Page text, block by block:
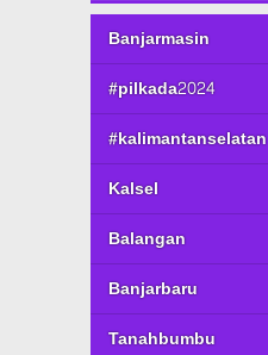
Banjarmasin
#pilkada2024
#kalimantanselatan
Kalsel
Balangan
Banjarbaru
Tanahbumbu